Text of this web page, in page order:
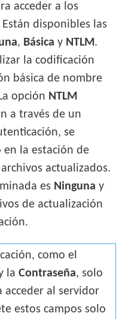
acceder a los
disponibles las
, Básica y NTLM.
la codificación
básica de nombre
opción NTLM
a través de un
se
la estación de
actualizados.
es Ninguna y
de actualización
como el
laContraseña, solo
acceder al servidor
estos campos solo